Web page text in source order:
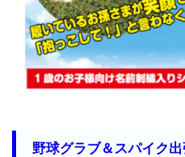
野球グラブ＆スパイク